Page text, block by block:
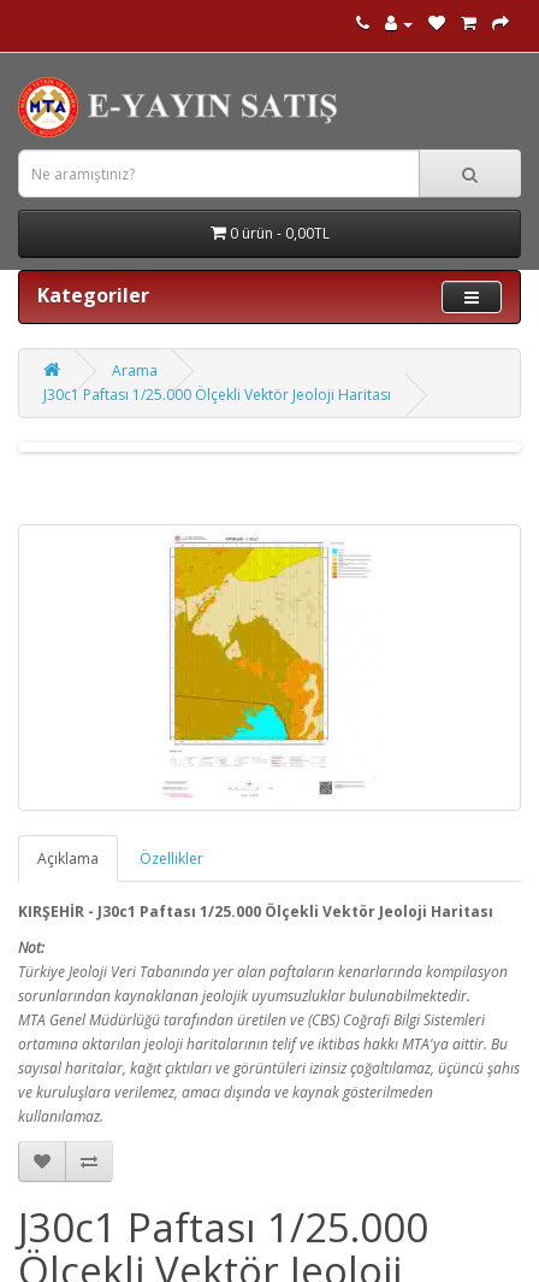
0 ürün - 0,00TL
Kategoriler
Arama
J30c1 Paftası 1/25.000 Ölçekli Vektör Jeoloji Haritası
Açıklama Özellikler
KIRŞEHİR - J30c1 Paftası 1/25.000 Ölçekli Vektör Jeoloji Haritası
Not:
Türkiye Jeoloji Veri Tabanında yer alan paftaların kenarlarında kompilasyon
sorunlarından kaynaklanan jeolojik uyumsuzluklar bulunabilmektedir.
MTA Genel Müdürlüğü tarafından üretilen ve (CBS) Coğrafi Bilgi Sistemleri
ortamına aktarılan jeoloji haritalarının telif ve iktibas hakkı MTA'ya aittir. Bu
sayısal haritalar, kağıt çıktıları ve görüntüleri izinsiz çoğaltılamaz, üçüncü şahıs
ve kuruluşlara verilemez, amacı dışında ve kaynak gösterilmeden
kullanılamaz.
J30c1 Paftası 1/25.000
Ölçekli Vektör Jeoloji